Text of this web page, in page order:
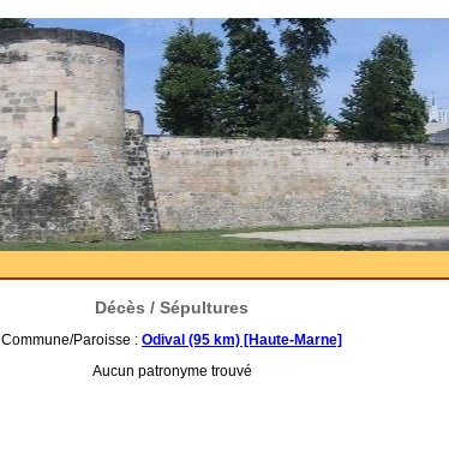
Décès / Sépultures
Commune/Paroisse : Odival (95 km) [Haute-Marne]
Aucun patronyme trouvé